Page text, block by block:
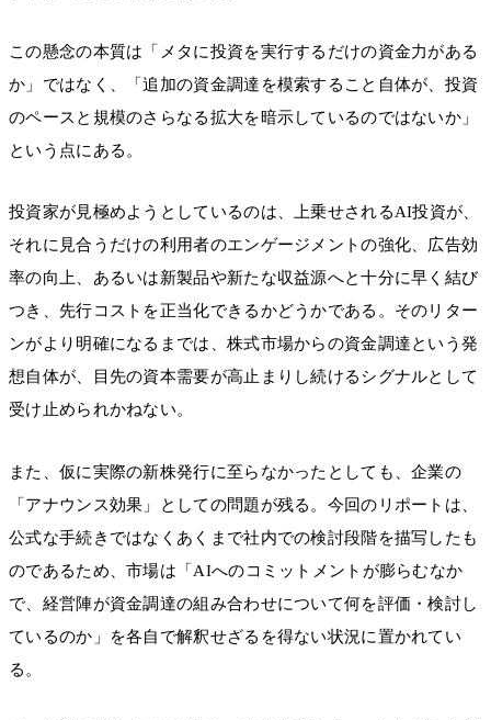
この懸念の本質は「メタに投資を実行するだけの資金力がある
か」ではなく、「追加の資金調達を模索すること自体が、投資
のペースと規模のさらなる拡大を暗示しているのではないか」
という点にある。
投資家が見極めようとしているのは、上乗せされるAI投資が、
それに見合うだけの利用者のエンゲージメントの強化、広告効
率の向上、あるいは新製品や新たな収益源へと十分に早く結び
つき、先行コストを正当化できるかどうかである。そのリター
ンがより明確になるまでは、株式市場からの資金調達という発
想自体が、目先の資本需要が高止まりし続けるシグナルとして
受け止められかねない。
また、仮に実際の新株発行に至らなかったとしても、企業の
「アナウンス効果」としての問題が残る。今回のリポートは、
公式な手続きではなくあくまで社内での検討段階を描写したも
のであるため、市場は「AIへのコミットメントが膨らむなか
で、経営陣が資金調達の組み合わせについて何を評価・検討し
ているのか」を各自で解釈せざるを得ない状況に置かれてい
る。